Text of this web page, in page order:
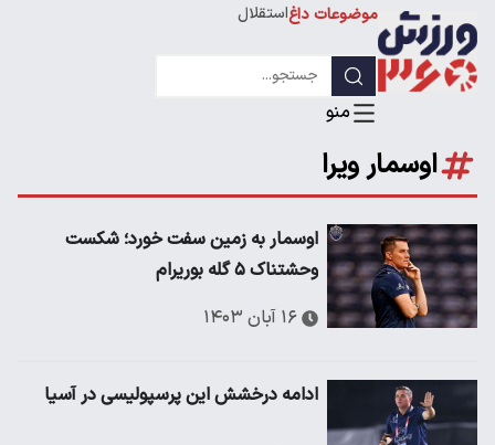
موضوعات داغاستقلال
اوسمار ویرا
اوسمار به زمین سفت خورد؛ شکست
وحشتناک ۵ گله بوریرام
۱۶ آبان ۱۴۰۳
ادامه درخشش این پرسپولیسی در آسیا